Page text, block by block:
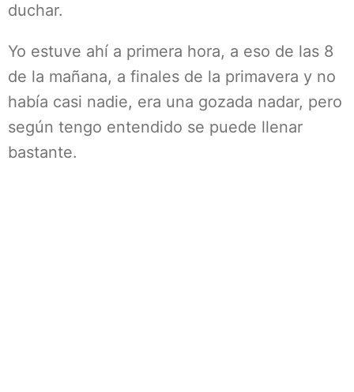
duchar.
Yo estuve ahí a primera hora, a eso de las 8
de la mañana, a finales de la primavera y no
había casi nadie, era una gozada nadar, pero
según tengo entendido se puede llenar
bastante.